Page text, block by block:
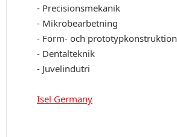
- Precisionsmekanik
- Mikrobearbetning
- Form- och prototypkonstruktion
- Dentalteknik
- Juvelindutri
Isel Germany